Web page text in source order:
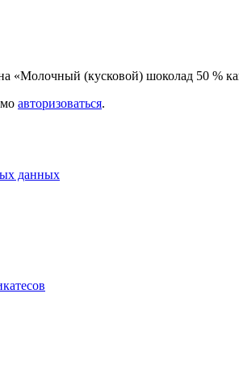
«Молочный (кусковой) шоколад 50 %
авторизоваться.
данных